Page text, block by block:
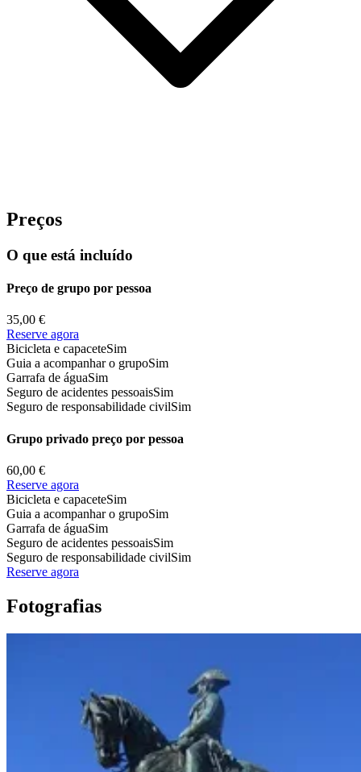
Mais da Região Vinícola do Alentejo e Castelos
8 Dias
Preços
O que está incluído
Preço de grupo por pessoa
35,00 €
Reserve agora
Bicicleta e capaceteSim
Guia a acompanhar o grupoSim
Garrafa de águaSim
Seguro de acidentes pessoaisSim
Seguro de responsabilidade civilSim
Grupo privado preço por pessoa
60,00 €
Reserve agora
Bicicleta e capaceteSim
Guia a acompanhar o grupoSim
Garrafa de águaSim
Seguro de acidentes pessoaisSim
Seguro de responsabilidade civilSim
Reserve agora
Fotografias